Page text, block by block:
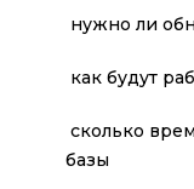
нужно ли
как будут
сколько
базы